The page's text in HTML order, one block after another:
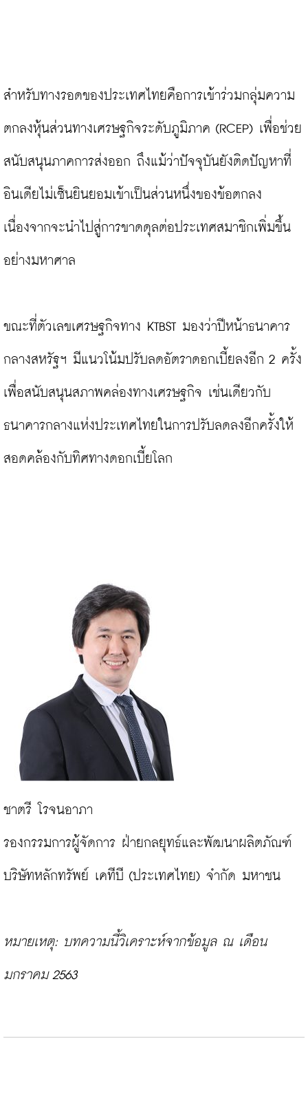
สำหรับทางรอดของประเทศไทยคือการเข้าร่วมกลุ่มความ
ตกลงหุ้นส่วนทางเศรษฐกิจระดับภูมิภาค (RCEP) เพื่อช่วย
สนับสนุนภาคการส่งออก ถึงแม้ว่าปัจจุบันยังติดปัญหาที่
อินเดียไม่เซ็นยินยอมเข้าเป็นส่วนหนึ่งของข้อตกลง
เนื่องจากจะนำไปสู่การขาดดุลต่อประเทศสมาชิกเพิ่มขึ้น
อย่างมหาศาล
ขณะที่ตัวเลขเศรษฐกิจทาง KTBST มองว่าปีหน้าธนาคาร
กลางสหรัฐฯ มีแนวโน้มปรับลดอัตราดอกเบี้ยลงอีก 2 ครั้ง
เพื่อสนับสนุนสภาพคล่องทางเศรษฐกิจ เช่นเดียวกับ
ธนาคารกลางแห่งประเทศไทยในการปรับลดลงอีกครั้งให้
สอดคล้องกับทิศทางดอกเบี้ยโลก
ชาตรี โรจนอาภา
รองกรรมการผู้จัดการ ฝ่ายกลยุทธ์และพัฒนาผลิตภัณฑ์
บริษัทหลักทรัพย์ เคทีบี (ประเทศไทย) จำกัด มหาชน
หมายเหตุ: บทความนี้วิเคราะห์จากข้อมูล ณ เดือน
มกราคม 2563